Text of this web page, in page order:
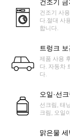
건조기 금
건조기 사
다.절대 사
합니다.
트렁크
제품 사용
다. 자동차
다.
오일·선
선크림, 태
크림, 오일
맑은물 세